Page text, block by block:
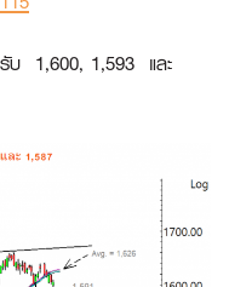
บ 1,600, 1,593 และ